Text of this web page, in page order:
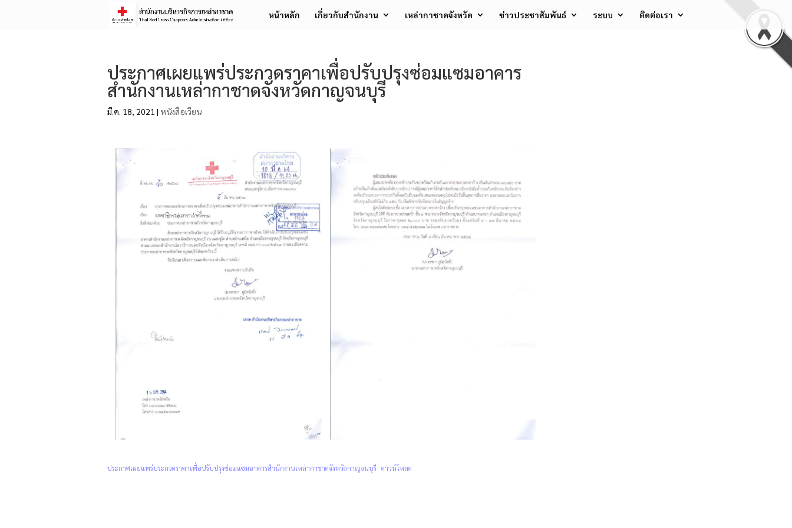
หน้าหลัก เกี่ยวกับสำนักงาน เหล่ากาชาดจังหวัด ข่าวประชาสัมพันธ์ ระบบ ติดต่อเรา
ประกาศเผยแพร่ประกวดราคาเพื่อปรับปรุงซ่อมแซมอาคาร
สำนักงานเหล่ากาชาดจังหวัดกาญจนบุรี
มี.ค. 18, 2021 | หนังสือเวียน
ประกาศเผยแพร่ประกวดราคาเพื่อปรับปรุงซ่อมแซมอาคารสำนักงานเหล่ากาชาดจังหวัดกาญจนบุรี ดาวน์โหลด